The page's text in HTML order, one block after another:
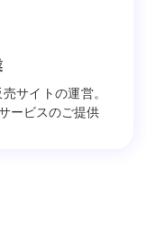
サイトの運営。
ービスのご提供